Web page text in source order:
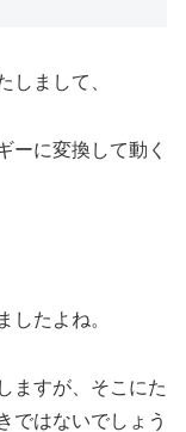
しまして、
ーに変換して動く
たよね。
ますが、そこにた
ではないでしょう